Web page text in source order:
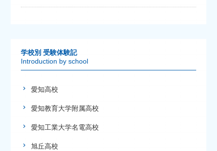
学校別 受験体験記
Introduction by school
愛知高校
愛知教育大学附属高校
愛知工業大学名電高校
旭丘高校